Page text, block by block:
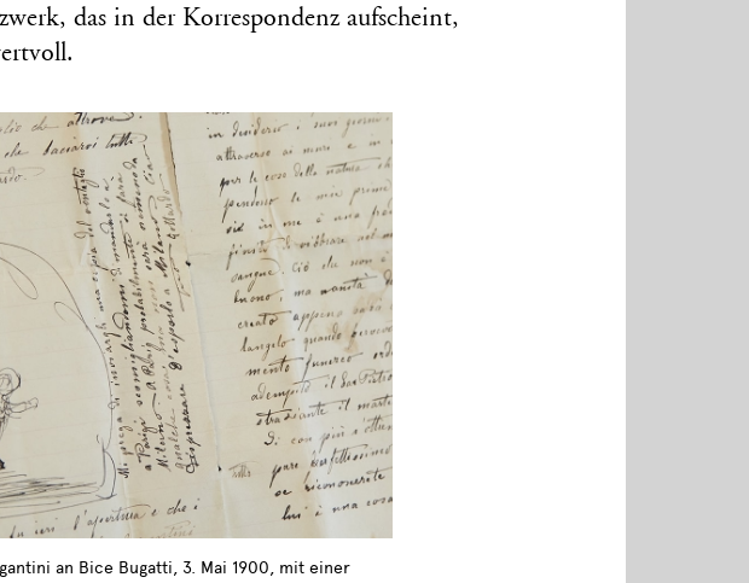
das in der Korrespondenz aufscheint,
an Bice Bugatti, 3. Mai 1900, mit einer